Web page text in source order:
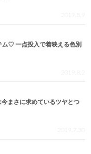
2019.8.9
♡ 一点投入で着映える色別
2019.8.2
まさに求めているツヤとつ
2019.7.30